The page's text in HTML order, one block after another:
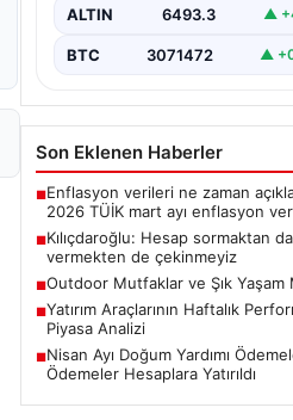
ALTIN 6493.3 ▲
BTC 3071472 ▲
Son Eklenen Haberler
■Enflasyon verileri ne zaman
2026 TÜİK mart ayı enflasyon
■Kılıçdaroğlu: Hesap sormaktan da
vermekten de çekinmeyiz
■Outdoor Mutfaklar ve Şık Yaşam
■Yatırım Araçlarının Haftalık
Piyasa Analizi
■Nisan Ayı Doğum Yardımı
Ödemeler Hesaplara Yatırıldı